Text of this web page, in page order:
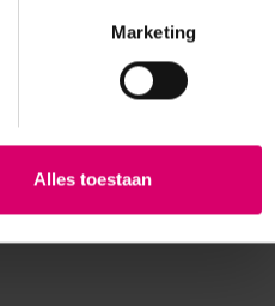
Marketing
Alles toestaan